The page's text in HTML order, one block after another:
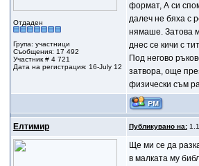
Отдаден
Група: участници
Съобщения: 17 492
Участник # 4 721
Дата на регистрация: 16-July 12
формат, А си
далеч не бяха с
нямаше. Затова
днес се кичи с
Под негово
затвора, още
физически съм
Елтимир Публикувано на:
Ще ми се да
в малката му